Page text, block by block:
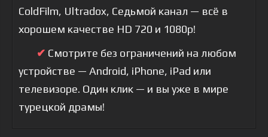
ColdFilm, Ultradox, Седьмой канал — всё в
хорошем качестве HD 720 и 1080p!
✔ Смотрите без ограничений на любом
устройстве — Android, iPhone, iPad или
телевизоре. Один клик — и вы уже в мире
турецкой драмы!